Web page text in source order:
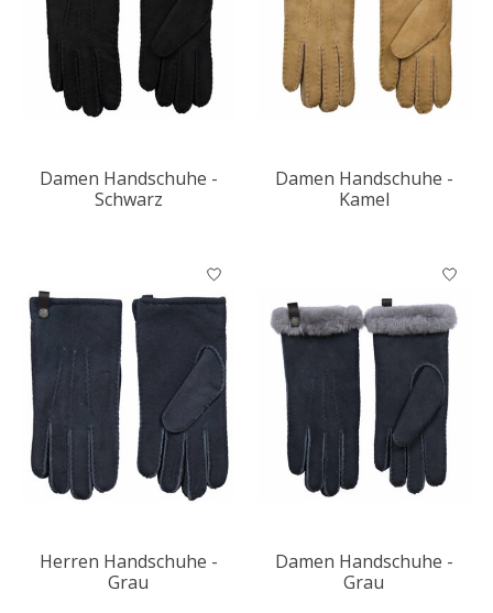
Damen Handschuhe -
Schwarz
Damen Handschuhe -
Kamel
Herren Handschuhe -
Grau
Damen Handschuhe -
Grau